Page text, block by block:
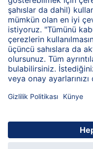
Gizlilik İlkesi
Bilgi Toplum